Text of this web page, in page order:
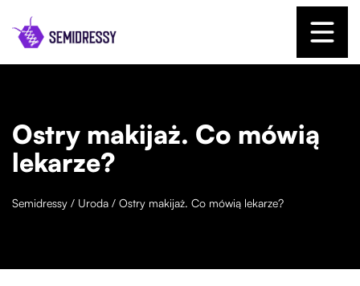
Ostry makijaż. Co mówią
lekarze?
Semidressy / Uroda / Ostry makijaż. Co mówią lekarze?